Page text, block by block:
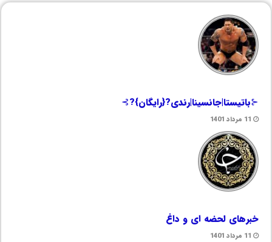
⊰باتیستا|جانسینا|رندی?{رایگان}?⊱
11 مرداد 1401
خبرهای لحضه ای و داغ
11 مرداد 1401